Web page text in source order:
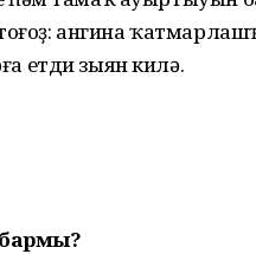
ангина
етди зыян килә.